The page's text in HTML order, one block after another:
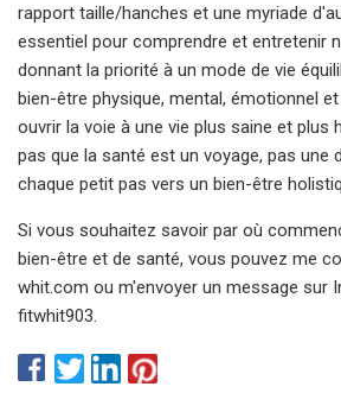
rapport taille/hanches et une myriade
essentiel pour comprendre et entretenir
donnant la priorité à un mode de vie
bien-être physique, mental, émotionnel
ouvrir la voie à une vie plus saine et plus
pas que la santé est un voyage, pas une
chaque petit pas vers un bien-être
Si vous souhaitez savoir par où
bien-être et de santé, vous pouvez me
whit.com ou m'envoyer un message sur
fitwhit903.